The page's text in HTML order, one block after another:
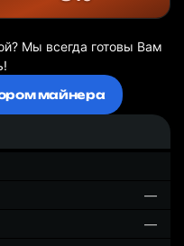
Мы всегда готовы Вам
майнера
—
—